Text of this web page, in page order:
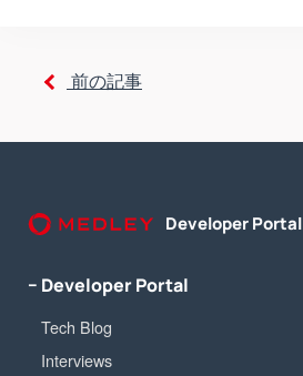
前の記事
Developer Portal
− Developer Portal
Tech Blog
Interviews